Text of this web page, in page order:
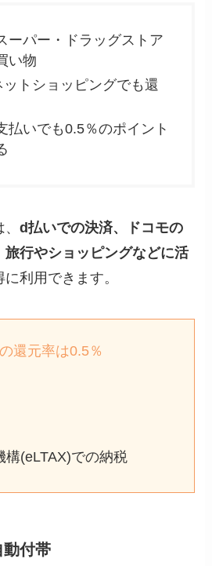
ーパー・ドラッグストア
い物
トショッピングでも還
払いでも0.5％のポイント
、d払いでの決済、ドコモの
旅行やショッピングなどに活
利用できます。
還元率は0.5％
構(eLTAX)での納税
動付帯